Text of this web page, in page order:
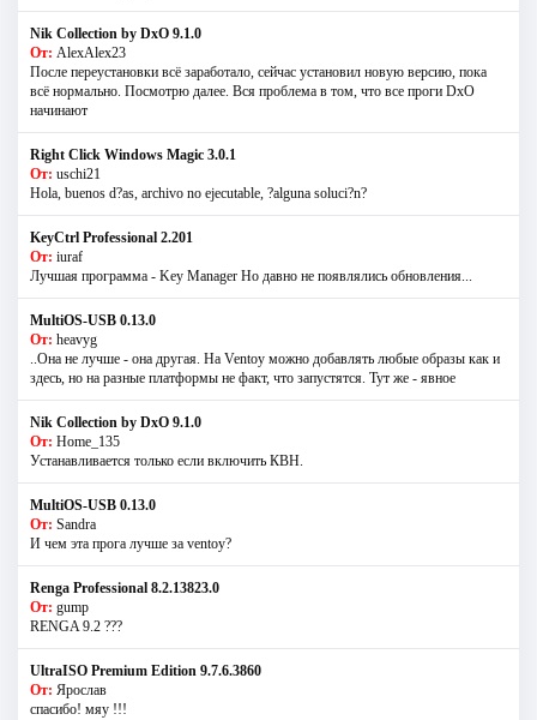
Nik Collection by DxO 9.1.0
От: AlexAlex23
После переустановки всё заработало, сейчас установил новую версию, пока
всё нормально. Посмотрю далее. Вся проблема в том, что все проги DxO
начинают
Right Click Windows Magic 3.0.1
От: uschi21
Hola, buenos d?as, archivo no ejecutable, ?alguna soluci?n?
KeyCtrl Professional 2.201
От: iuraf
Лучшая программа - Key Manager Но давно не появлялись обновления...
MultiOS-USB 0.13.0
От: heavyg
..Она не лучше - она другая. На Ventoy можно добавлять любые образы как и
здесь, но на разные платформы не факт, что запустятся. Тут же - явное
Nik Collection by DxO 9.1.0
От: Home_135
Устанавливается только если включить КВН.
MultiOS-USB 0.13.0
От: Sandra
И чем эта прога лучше за ventoy?
Renga Professional 8.2.13823.0
От: gump
RENGA 9.2 ???
UltraISO Premium Edition 9.7.6.3860
От: Ярослав
спасибо! мяу !!!